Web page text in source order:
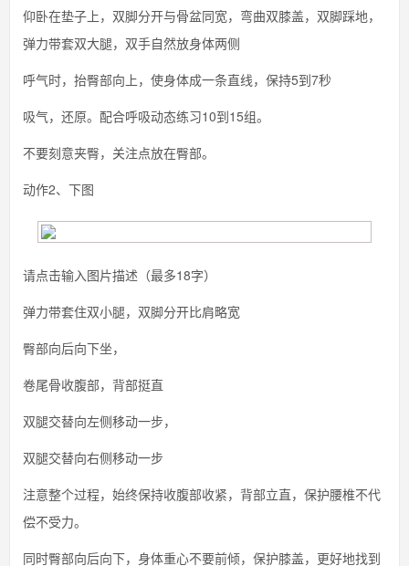
仰卧在垫子上，双脚分开与骨盆同宽，弯曲双膝盖，双脚踩地，
弹力带套双大腿，双手自然放身体两侧
呼气时，抬臀部向上，使身体成一条直线，保持5到7秒
吸气，还原。配合呼吸动态练习10到15组。
不要刻意夹臀，关注点放在臀部。
动作2、下图
请点击输入图片描述（最多18字）
弹力带套住双小腿，双脚分开比肩略宽
臀部向后向下坐，
卷尾骨收腹部，背部挺直
双腿交替向左侧移动一步，
双腿交替向右侧移动一步
注意整个过程，始终保持收腹部收紧，背部立直，保护腰椎不代
偿不受力。
同时臀部向后向下，身体重心不要前倾，保护膝盖，更好地找到